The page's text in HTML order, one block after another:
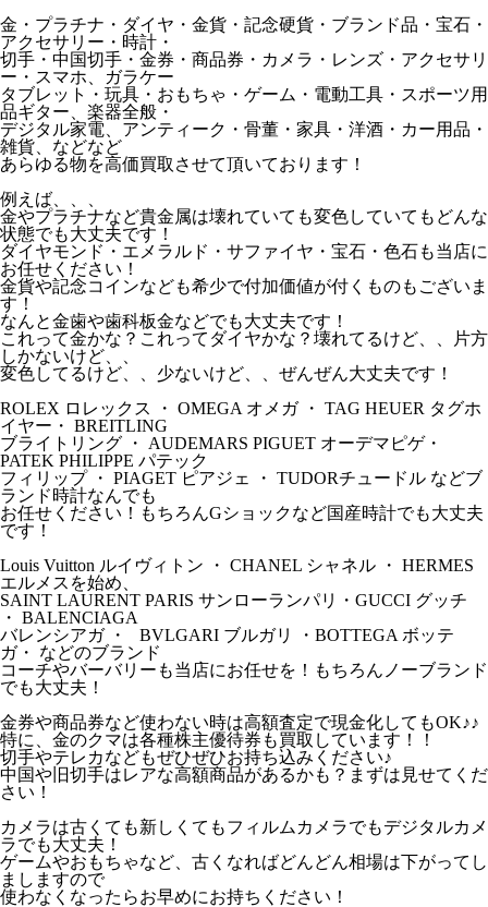
金・プラチナ・ダイヤ・金貨・記念硬貨・ブランド品・宝石・
アクセサリー・時計・
切手・中国切手・金券・商品券・カメラ・レンズ・アクセサリ
ー・スマホ、ガラケー
タブレット・玩具・おもちゃ・ゲーム・電動工具・スポーツ用
品ギター、楽器全般・
デジタル家電、アンティーク・骨董・家具・洋酒・カー用品・
雑貨、などなど
あらゆる物を高価買取させて頂いております！
例えば、、、
金やプラチナなど貴金属は壊れていても変色していてもどんな
状態でも大丈夫です！
ダイヤモンド・エメラルド・サファイヤ・宝石・色石も当店に
お任せください！
金貨や記念コインなども希少で付加価値が付くものもございま
す！
なんと金歯や歯科板金などでも大丈夫です！
これって金かな？これってダイヤかな？壊れてるけど、、片方
しかないけど、、
変色してるけど、、少ないけど、、ぜんぜん大丈夫です！
ROLEX ロレックス ・ OMEGA オメガ ・ TAG HEUER タグホ
イヤー・ BREITLING
ブライトリング ・ AUDEMARS PIGUET オーデマピゲ・
PATEK PHILIPPE パテック
フィリップ ・ PIAGET ピアジェ ・ TUDORチュードル などブ
ランド時計なんでも
お任せください！もちろんGショックなど国産時計でも大丈夫
です！
Louis Vuitton ルイヴィトン ・ CHANEL シャネル ・ HERMES
エルメスを始め、
SAINT LAURENT PARIS サンローランパリ・GUCCI グッチ
・ BALENCIAGA
バレンシアガ ・ BVLGARI ブルガリ ・BOTTEGA ボッテ
ガ・ などのブランド
コーチやバーバリーも当店にお任せを！もちろんノーブランド
でも大丈夫！
金券や商品券など使わない時は高額査定で現金化してもOK♪♪
特に、金のクマは各種株主優待券も買取しています！！
切手やテレカなどもぜひぜひお持ち込みください♪
中国や旧切手はレアな高額商品があるかも？まずは見せてくだ
さい！
カメラは古くても新しくてもフィルムカメラでもデジタルカメ
ラでも大丈夫！
ゲームやおもちゃなど、古くなればどんどん相場は下がってし
ましますので
使わなくなったらお早めにお持ちください！